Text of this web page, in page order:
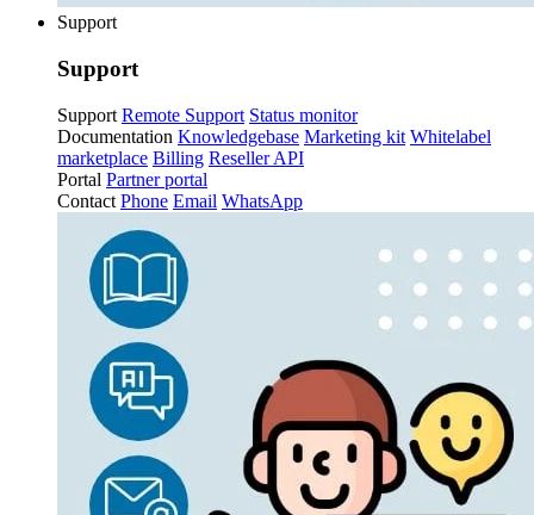
Support
Support
Support Remote Support Status monitor
Documentation Knowledgebase Marketing kit Whitelabel
marketplace Billing Reseller API
Portal Partner portal
Contact Phone Email WhatsApp